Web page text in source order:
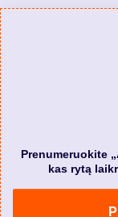
Prenumeruokite
kas rytą